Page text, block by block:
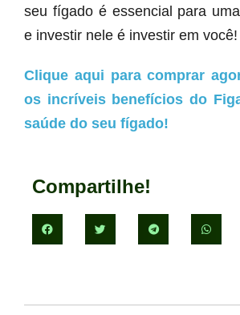
seu fígado é essencial para
e investir nele é investir em você!
Clique aqui para comprar
os incríveis benefícios do
saúde do seu fígado!
Compartilhe!